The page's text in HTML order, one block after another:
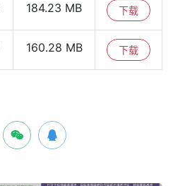
184.23 MB 下载
160.28 MB 下载